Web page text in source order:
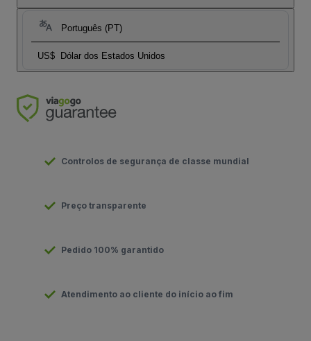
Português (PT)
US$ Dólar dos Estados Unidos
Controlos de segurança de classe mundial
Preço transparente
Pedido 100% garantido
Atendimento ao cliente do início ao fim